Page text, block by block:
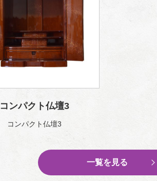
コンパクト仏壇3
コンパクト仏壇3
一覧を見る